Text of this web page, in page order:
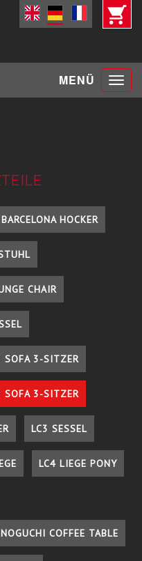
MENÜ Toggle
BARCELONA HOCKER
CHAIR
SOFA 3-SITZER
SOFA 3-SITZER
LC3 SESSEL
LC4 LIEGE PONY
NOGUCHI COFFEE TABLE